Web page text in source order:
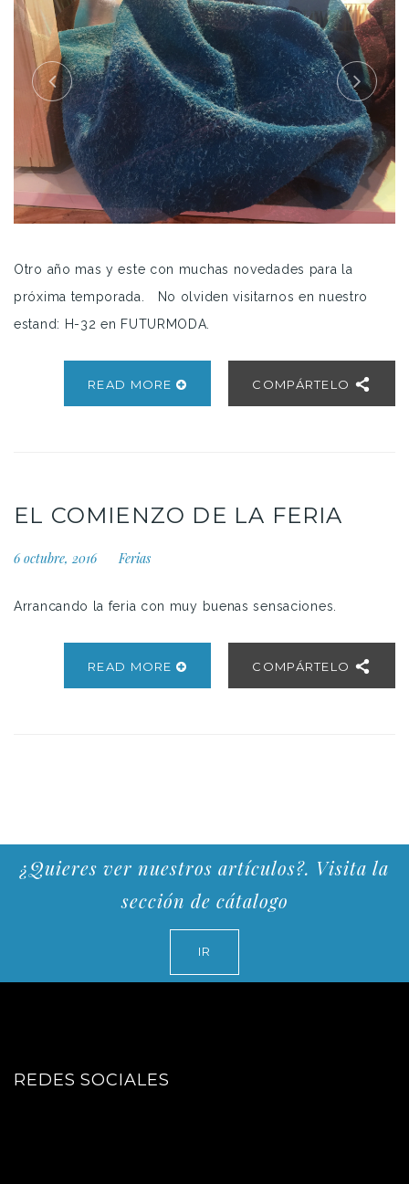
Otro año mas y este con muchas novedades para la
próxima temporada. No olviden visitarnos en nuestro
estand: H-32 en FUTURMODA.
READ MORE COMPÁRTELO
EL COMIENZO DE LA FERIA
6 octubre, 2016 Ferias
Arrancando la feria con muy buenas sensaciones.
READ MORE COMPÁRTELO
¿Quieres ver nuestros artículos?. Visita la
sección de cátalogo
IR
REDES SOCIALES